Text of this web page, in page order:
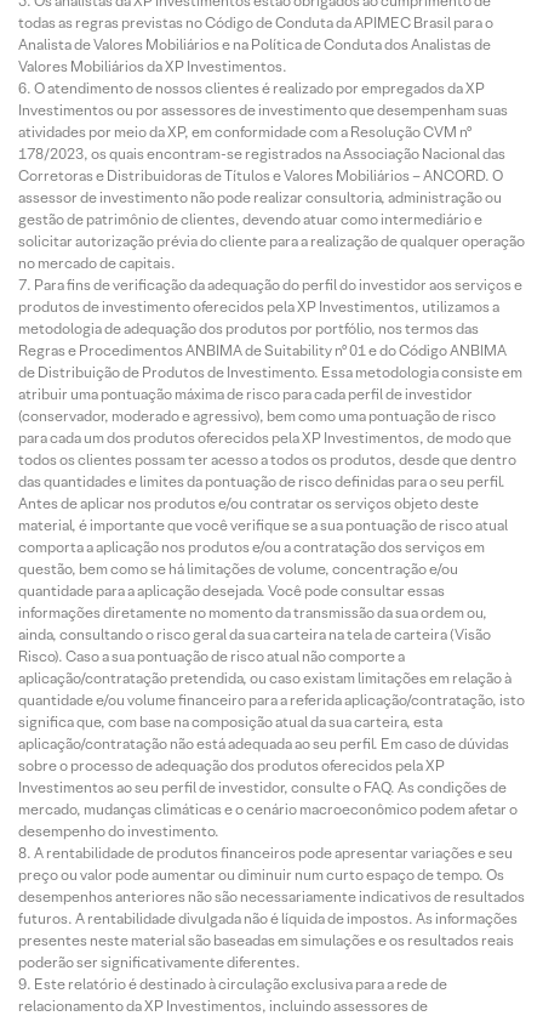
todas as regras previstas no Código de Conduta da APIMEC Brasil para o
Analista de Valores Mobiliários e na Política de Conduta dos Analistas de
Valores Mobiliários da XP Investimentos.
O atendimento de nossos clientes é realizado por empregados da XP
Investimentos ou por assessores de investimento que desempenham suas
atividades por meio da XP, em conformidade com a Resolução CVM nº
178/2023, os quais encontram-se registrados na Associação Nacional das
Corretoras e Distribuidoras de Títulos e Valores Mobiliários – ANCORD. O
assessor de investimento não pode realizar consultoria, administração ou
gestão de patrimônio de clientes, devendo atuar como intermediário e
solicitar autorização prévia do cliente para a realização de qualquer operação
no mercado de capitais.
Para fins de verificação da adequação do perfil do investidor aos serviços e
produtos de investimento oferecidos pela XP Investimentos, utilizamos a
metodologia de adequação dos produtos por portfólio, nos termos das
Regras e Procedimentos ANBIMA de Suitability nº 01 e do Código ANBIMA
de Distribuição de Produtos de Investimento. Essa metodologia consiste em
atribuir uma pontuação máxima de risco para cada perfil de investidor
(conservador, moderado e agressivo), bem como uma pontuação de risco
para cada um dos produtos oferecidos pela XP Investimentos, de modo que
todos os clientes possam ter acesso a todos os produtos, desde que dentro
das quantidades e limites da pontuação de risco definidas para o seu perfil.
Antes de aplicar nos produtos e/ou contratar os serviços objeto deste
material, é importante que você verifique se a sua pontuação de risco atual
comporta a aplicação nos produtos e/ou a contratação dos serviços em
questão, bem como se há limitações de volume, concentração e/ou
quantidade para a aplicação desejada. Você pode consultar essas
informações diretamente no momento da transmissão da sua ordem ou,
ainda, consultando o risco geral da sua carteira na tela de carteira (Visão
Risco). Caso a sua pontuação de risco atual não comporte a
aplicação/contratação pretendida, ou caso existam limitações em relação à
quantidade e/ou volume financeiro para a referida aplicação/contratação, isto
significa que, com base na composição atual da sua carteira, esta
aplicação/contratação não está adequada ao seu perfil. Em caso de dúvidas
sobre o processo de adequação dos produtos oferecidos pela XP
Investimentos ao seu perfil de investidor, consulte o FAQ. As condições de
mercado, mudanças climáticas e o cenário macroeconômico podem afetar o
desempenho do investimento.
A rentabilidade de produtos financeiros pode apresentar variações e seu
preço ou valor pode aumentar ou diminuir num curto espaço de tempo. Os
desempenhos anteriores não são necessariamente indicativos de resultados
futuros. A rentabilidade divulgada não é líquida de impostos. As informações
presentes neste material são baseadas em simulações e os resultados reais
poderão ser significativamente diferentes.
Este relatório é destinado à circulação exclusiva para a rede de
relacionamento da XP Investimentos, incluindo assessores de